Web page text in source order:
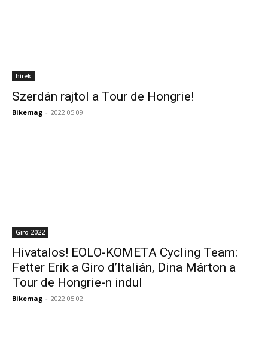
hírek
Szerdán rajtol a Tour de Hongrie!
Bikemag - 2022.05.09.
Giro 2022
Hivatalos! EOLO-KOMETA Cycling Team:
Fetter Erik a Giro d’Italián, Dina Márton a
Tour de Hongrie-n indul
Bikemag - 2022.05.02.